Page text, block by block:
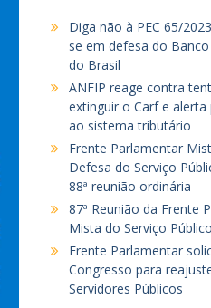
Diga não à PEC 65/
se em defesa do
do Brasil
ANFIP reage contra
extinguir o Carf e alerta
ao sistema tributário
Frente Parlamentar
Defesa do Serviço
88ª reunião ordinária
87ª Reunião da Frente
Mista do Serviço
Frente Parlamentar
Congresso para
Servidores Públicos